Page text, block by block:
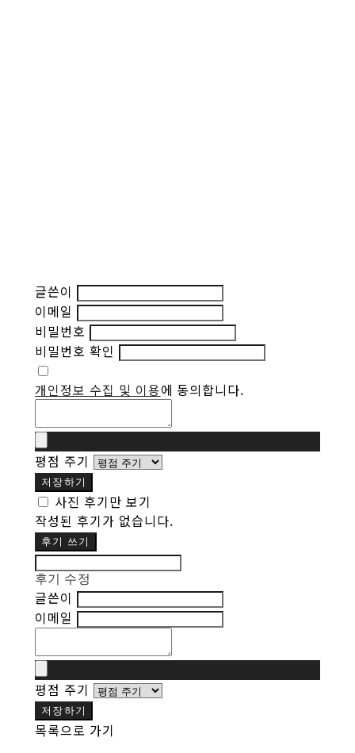
글쓴이
이메일
비밀번호
비밀번호 확인
개인정보 수집 및 이용에 동의합니다.
평점 주기
저장하기
사진 후기만 보기
작성된 후기가 없습니다.
후기 쓰기
후기 수정
글쓴이
이메일
평점 주기
저장하기
목록으로 가기